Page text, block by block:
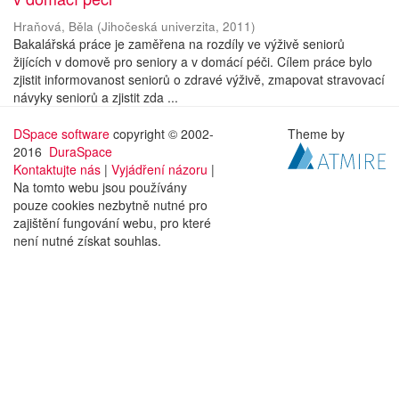
Hraňová, Běla (Jihočeská univerzita, 2011)
Bakalářská práce je zaměřena na rozdíly ve výživě seniorů
žijících v domově pro seniory a v domácí péči. Cílem práce bylo
zjistit informovanost seniorů o zdravé výživě, zmapovat stravovací
návyky seniorů a zjistit zda ...
DSpace software copyright © 2002-
2016 DuraSpace
Kontaktujte nás | Vyjádření názoru |
Na tomto webu jsou používány
pouze cookies nezbytně nutné pro
zajištění fungování webu, pro které
není nutné získat souhlas.
Theme by